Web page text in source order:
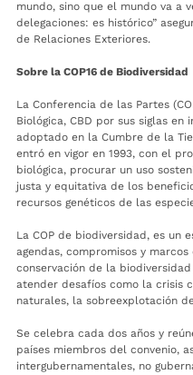
mundo, sino que el mundo va a
delegaciones: es histórico”
de Relaciones Exteriores.
Sobre la COP16 de Biodiversidad
La Conferencia de las Partes
Biológica, CBD por sus siglas
adoptado en la Cumbre de la
entró en vigor en 1993, con el
biológica, procurar un uso
justa y equitativa de los
recursos genéticos de las
La COP de biodiversidad, es un
agendas, compromisos y
conservación de la
atender desafíos como la crisis
naturales, la sobreexplotación
Se celebra cada dos años y
países miembros del convenio,
intergubernamentales, no